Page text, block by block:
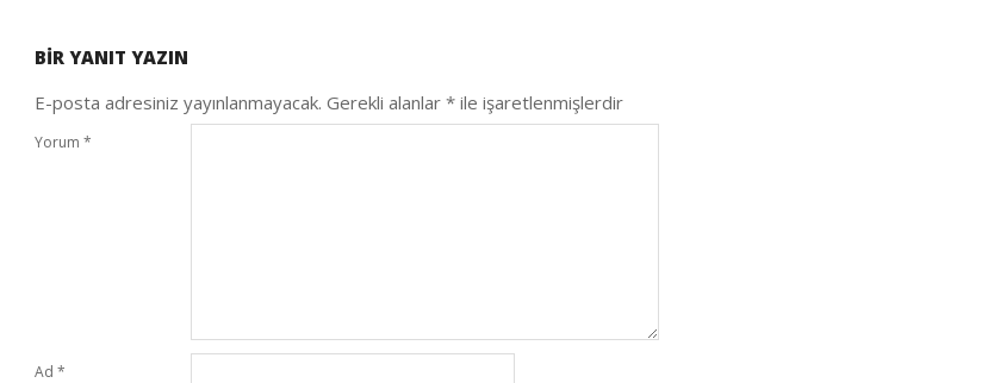
04
BIR YANIT YAZIN
E-posta adresiniz yayınlanmayacak. Gerekli alanlar * ile işaretlenmişlerdir
Yorum *
Ad *